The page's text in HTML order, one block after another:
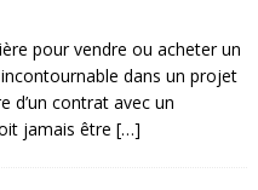
pour vendre ou acheter un
dans un projet
d’un contrat avec un
jamais être […]